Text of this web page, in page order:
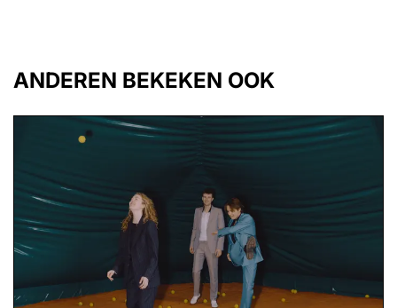
ANDEREN BEKEKEN OOK